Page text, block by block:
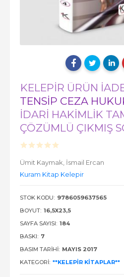
KELEPİR ÜRÜN
TENSİP CEZA
İDARİ HAKİMLİK
ÇÖZÜMLÜ ÇIKMIŞ
Ümit Kaymak, İsmail Ercan
Kuram Kitap Kelepir
STOK KODU: 9786059637565
BOYUT: 16,5X23,5
SAYFA SAYISI: 184
BASKI: 7
BASIM TARIHI: MAYIS 2017
KATEGORI: **KELEPİR KİTAPLAR**